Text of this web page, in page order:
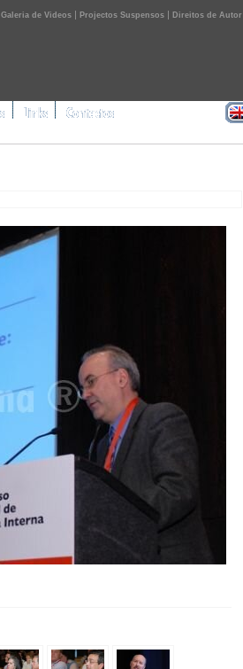
Galeria de Videos | Projectos Suspensos | Direitos de Autor